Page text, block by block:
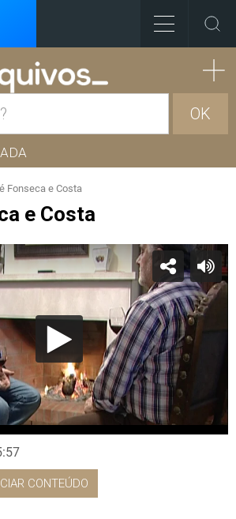
OK
Fonseca e Costa
e Costa
CONTEÚDO